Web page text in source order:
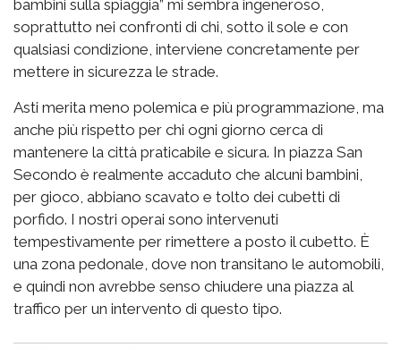
bambini sulla spiaggia” mi sembra ingeneroso,
soprattutto nei confronti di chi, sotto il sole e con
qualsiasi condizione, interviene concretamente per
mettere in sicurezza le strade.
Asti merita meno polemica e più programmazione, ma
anche più rispetto per chi ogni giorno cerca di
mantenere la città praticabile e sicura. In piazza San
Secondo è realmente accaduto che alcuni bambini,
per gioco, abbiano scavato e tolto dei cubetti di
porfido. I nostri operai sono intervenuti
tempestivamente per rimettere a posto il cubetto. È
una zona pedonale, dove non transitano le automobili,
e quindi non avrebbe senso chiudere una piazza al
traffico per un intervento di questo tipo.